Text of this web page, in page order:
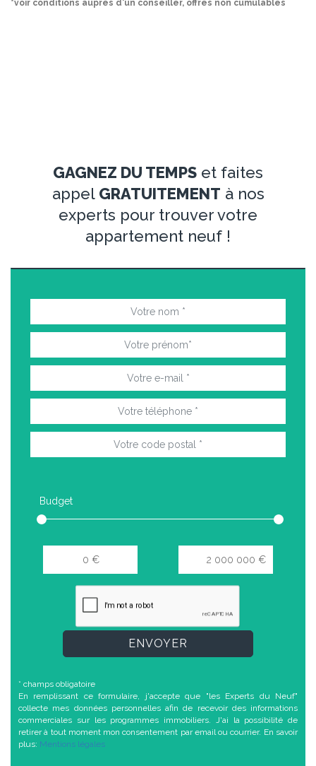
*voir conditions auprès d'un conseiller, offres non cumulables
GAGNEZ DU TEMPS et faites
appel GRATUITEMENT à nos
experts pour trouver votre
appartement neuf !
Budget
ENVOYER
* champs obligatoire
En remplissant ce formulaire, j'accepte que "les Experts du Neuf"
collecte mes données personnelles afin de recevoir des informations
commerciales sur les programmes immobiliers. J'ai la possibilité de
retirer à tout moment mon consentement par email ou courrier. En savoir
plus: Mentions légales